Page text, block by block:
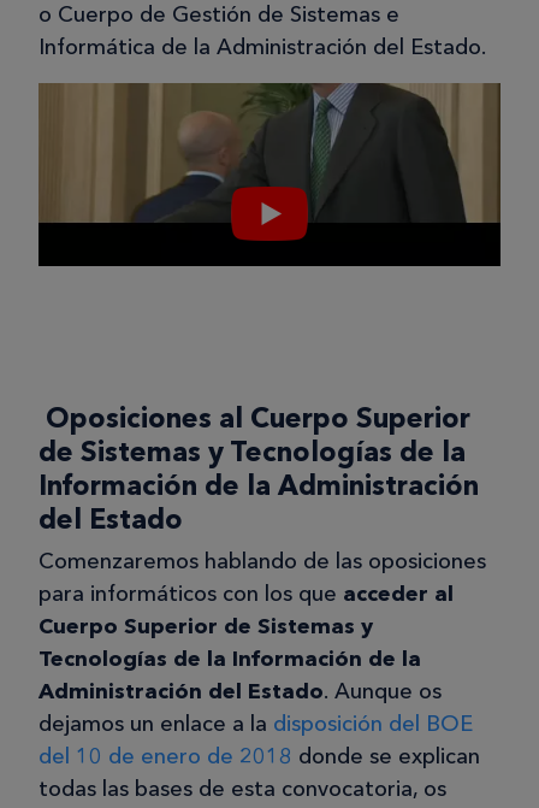
o Cuerpo de Gestión de Sistemas e
Informática de la Administración del Estado.
Oposiciones al Cuerpo Superior
de Sistemas y Tecnologías de la
Información de la Administración
del Estado
Comenzaremos hablando de las oposiciones
para informáticos con los que acceder al
Cuerpo Superior de Sistemas y
Tecnologías de la Información de la
Administración del Estado. Aunque os
dejamos un enlace a la disposición del BOE
del 10 de enero de 2018 donde se explican
todas las bases de esta convocatoria, os